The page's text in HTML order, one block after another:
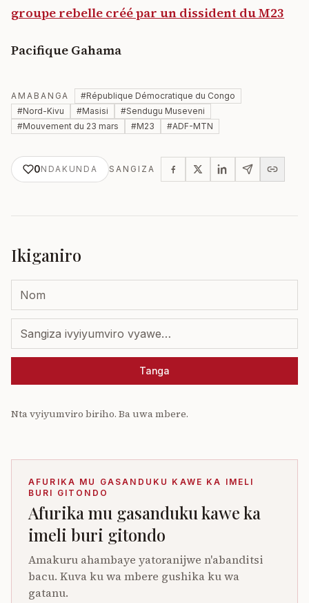
groupe rebelle créé par un dissident du M23
Pacifique Gahama
AMABANGA #République Démocratique du Congo
#Nord-Kivu #Masisi #Sendugu Museveni
#Mouvement du 23 mars #M23 #ADF-MTN
0NDAKUNDA SANGIZA
Ikiganiro
Tanga
Nta vyiyumviro biriho. Ba uwa mbere.
AFURIKA MU GASANDUKU KAWE KA IMELI
BURI GITONDO
Afurika mu gasanduku kawe ka
imeli buri gitondo
Amakuru ahambaye yatoranijwe n'abanditsi
bacu. Kuva ku wa mbere gushika ku wa
gatanu.